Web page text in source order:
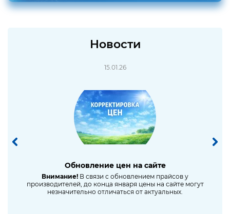
Новости
15.01.26
Обновление цен на сайте
Внимание! В связи с обновлением прайсов у
производителей, до конца января цены на сайте могут
незначительно отличаться от актуальных.